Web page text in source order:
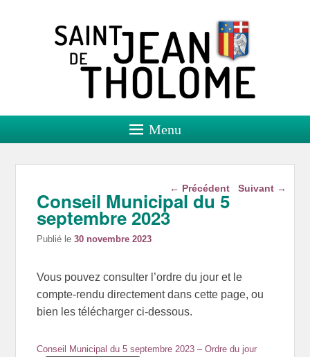
Saint Jean de Tholome
Site officiel
Menu
Navigation dans les
← Précédent Suivant →
Conseil Municipal du 5
septembre 2023
Publié le30 novembre 2023
Vous pouvez consulter l’ordre du jour et le
compte-rendu directement dans cette page, ou
bien les télécharger ci-dessous.
Conseil Municipal du 5 septembre 2023 – Ordre du jour